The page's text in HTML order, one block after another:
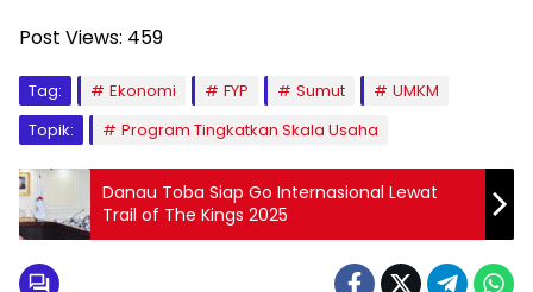
Post Views: 459
Tag: Ekonomi FYP Sumut
UMKM
Topik:
Program Tingkatkan Skala Usaha
Danau Toba Siap Go Internasional Lewat
Trail of The Kings 2025